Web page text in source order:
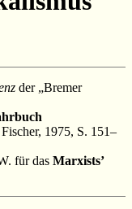
der „Bremer
1975, S. 151–
für das Marxists’